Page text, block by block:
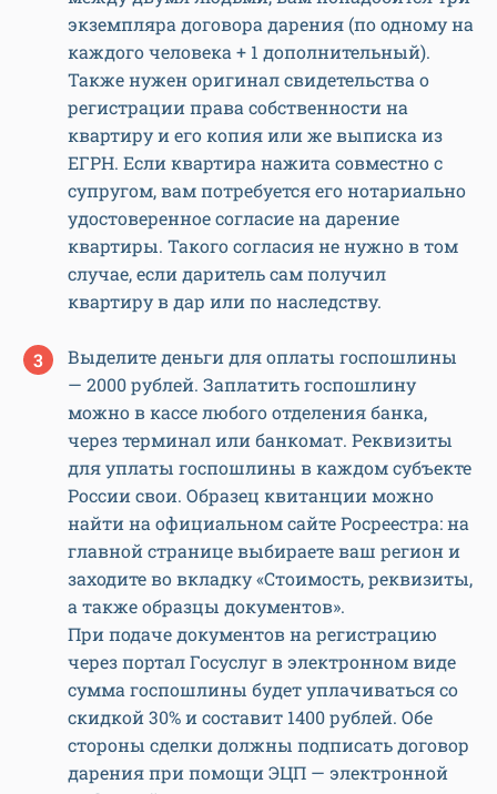
экземпляра договора дарения (по одному на
каждого человека + 1 дополнительный).
Также нужен оригинал свидетельства о
регистрации права собственности на
квартиру и его копия или же выписка из
ЕГРН. Если квартира нажита совместно с
супругом, вам потребуется его нотариально
удостоверенное согласие на дарение
квартиры. Такого согласия не нужно в том
случае, если даритель сам получил
квартиру в дар или по наследству.
Выделите деньги для оплаты госпошлины
— 2000 рублей. Заплатить госпошлину
можно в кассе любого отделения банка,
через терминал или банкомат. Реквизиты
для уплаты госпошлины в каждом субъекте
России свои. Образец квитанции можно
найти на официальном сайте Росреестра: на
главной странице выбираете ваш регион и
заходите во вкладку «Стоимость, реквизиты,
а также образцы документов».
При подаче документов на регистрацию
через портал Госуслуг в электронном виде
сумма госпошлины будет уплачиваться со
скидкой 30% и составит 1400 рублей. Обе
стороны сделки должны подписать договор
дарения при помощи ЭЦП — электронной